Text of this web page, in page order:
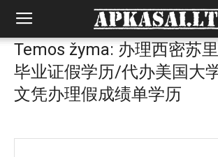
Temos žyma: 办理西密苏
毕业证假学历/代办美国大
文凭办理假成绩单学历